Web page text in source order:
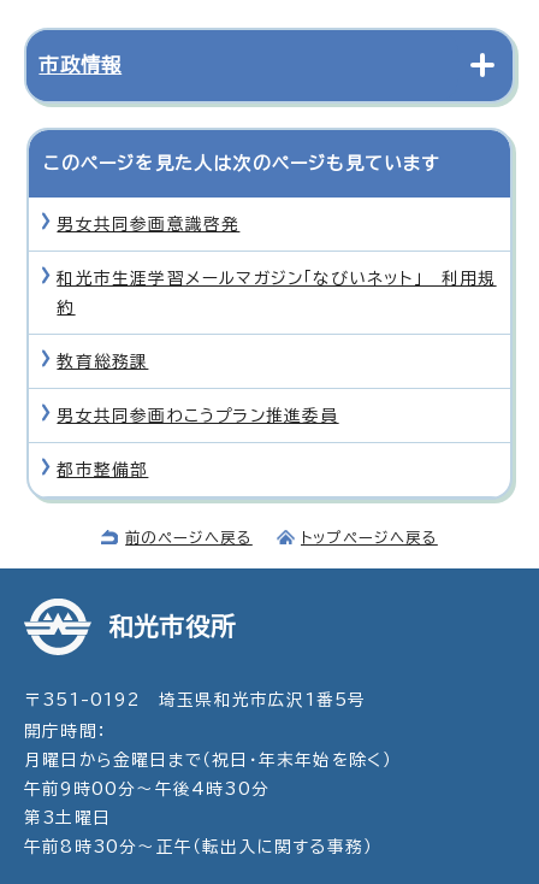
市政情報
このページを見た人は次のページも見ています
男女共同参画意識啓発
和光市生涯学習メールマガジン「なびいネット」 利用規
約
教育総務課
男女共同参画わこうプラン推進委員
都市整備部
前のページへ戻る トップページへ戻る
和光市役所
〒351-0192 埼玉県和光市広沢1番5号
開庁時間：
月曜日から金曜日まで（祝日・年末年始を除く）
午前9時00分～午後4時30分
第3土曜日
午前8時30分～正午（転出入に関する事務）